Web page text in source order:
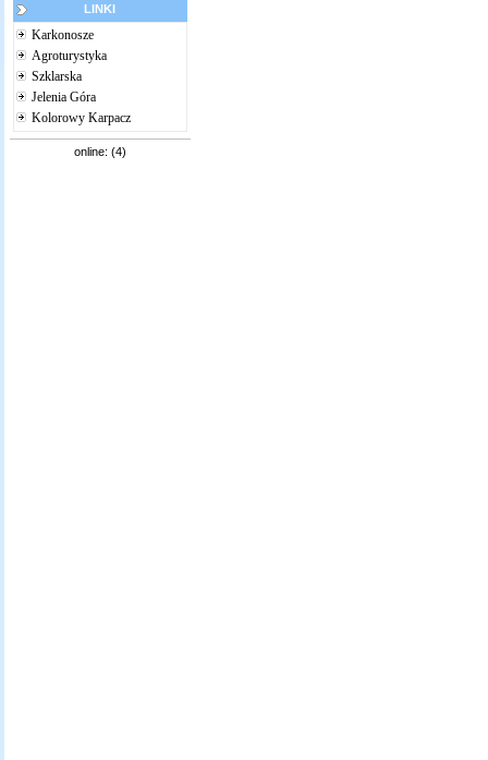
LINKI
Karkonosze
Agroturystyka
Szklarska
Jelenia Góra
Kolorowy Karpacz
online: (4)